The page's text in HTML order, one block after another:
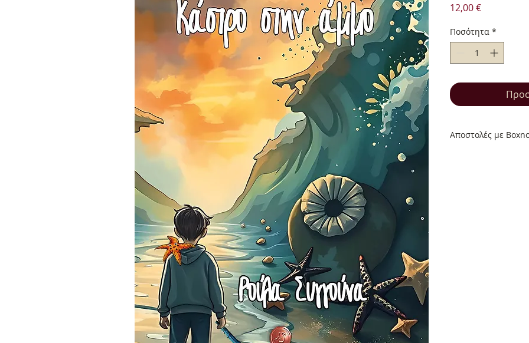
12,00 €Τιμή
Ποσότητα *
Αποστολές με
Αποστολές με